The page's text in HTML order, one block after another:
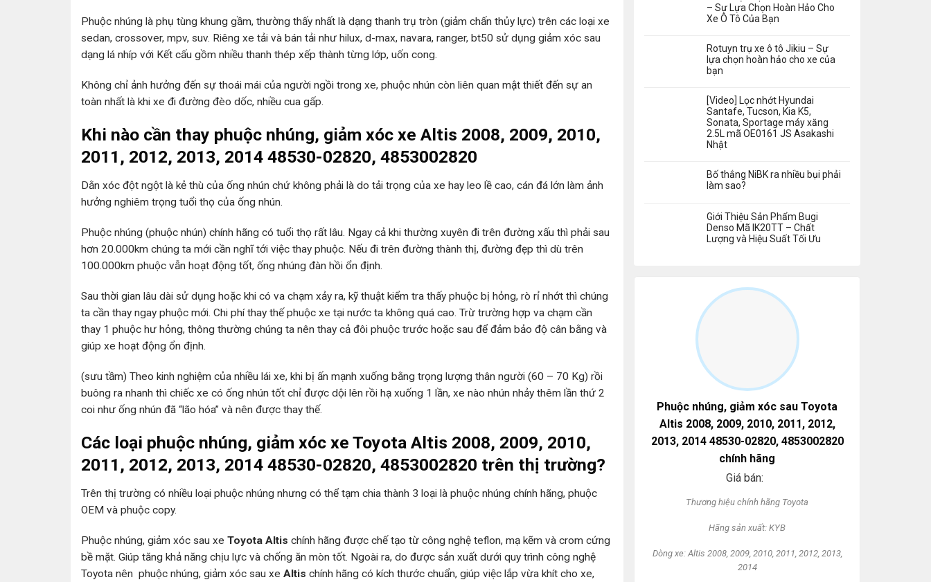
Phuộc nhúng là phụ tùng khung gầm, thường thấy nhất là dạng thanh trụ tròn (giảm chấn thủy lực) trên các loại xe
sedan, crossover, mpv, suv. Riêng xe tải và bán tải như hilux, d-max, navara, ranger, bt50 sử dụng giảm xóc sau
dạng lá nhíp với Kết cấu gồm nhiều thanh thép xếp thành từng lớp, uốn cong.
Không chỉ ảnh hưởng đến sự thoái mái của người ngồi trong xe, phuộc nhún còn liên quan mật thiết đến sự an
toàn nhất là khi xe đi đường đèo dốc, nhiều cua gấp.
Khi nào cần thay phuộc nhúng, giảm xóc xe Altis 2008, 2009, 2010,
2011, 2012, 2013, 2014 48530-02820, 4853002820
Dằn xóc đột ngột là kẻ thù của ống nhún chứ không phải là do tải trọng của xe hay leo lề cao, cán đá lớn làm ảnh
hưởng nghiêm trọng tuổi thọ của ống nhún.
Phuộc nhúng (phuộc nhún) chính hãng có tuổi thọ rất lâu. Ngay cả khi thường xuyên đi trên đường xấu thì phải sau
hơn 20.000km chúng ta mới cần nghĩ tới việc thay phuộc. Nếu đi trên đường thành thị, đường đẹp thì dù trên
100.000km phuộc vẫn hoạt động tốt, ống nhúng đàn hồi ổn định.
Sau thời gian lâu dài sử dụng hoặc khi có va chạm xảy ra, kỹ thuật kiểm tra thấy phuộc bị hỏng, rò rỉ nhớt thì chúng
ta cần thay ngay phuộc mới. Chi phí thay thế phuộc xe tại nước ta không quá cao. Trừ trường hợp va chạm cần
thay 1 phuộc hư hỏng, thông thường chúng ta nên thay cả đôi phuộc trước hoặc sau để đảm bảo độ cân bằng và
giúp xe hoạt động ổn định.
(sưu tầm) Theo kinh nghiệm của nhiều lái xe, khi bị ấn mạnh xuống bằng trọng lượng thân người (60 – 70 Kg) rồi
buông ra nhanh thì chiếc xe có ống nhún tốt chỉ được dội lên rồi hạ xuống 1 lần, xe nào nhún nhảy thêm lần thứ 2
coi như ống nhún đã “lão hóa” và nên được thay thế.
Các loại phuộc nhúng, giảm xóc xe Toyota Altis 2008, 2009, 2010,
2011, 2012, 2013, 2014 48530-02820, 4853002820 trên thị trường?
Trên thị trường có nhiều loại phuộc nhúng nhưng có thể tạm chia thành 3 loại là phuộc nhúng chính hãng, phuộc
OEM và phuộc copy.
Phuộc nhúng, giảm xóc sau xe Toyota Altis chính hãng được chế tạo từ công nghệ teflon, mạ kẽm và crom cứng
bề mặt. Giúp tăng khả năng chịu lực và chống ăn mòn tốt. Ngoài ra, do được sản xuất dưới quy trình công nghệ
Toyota nên phuộc nhúng, giảm xóc sau xe Altis chính hãng có kích thước chuẩn, giúp việc lắp vừa khít cho xe,
– Sự Lựa Chọn Hoàn Hảo Cho
Xe Ô Tô Của Bạn
Rotuyn trụ xe ô tô Jikiu – Sự
lựa chọn hoàn hảo cho xe của
bạn
[Video] Lọc nhớt Hyundai
Santafe, Tucson, Kia K5,
Sonata, Sportage máy xăng
2.5L mã OE0161 JS Asakashi
Nhật
Bố thắng NiBK ra nhiều bụi phải
làm sao?
Giới Thiệu Sản Phẩm Bugi
Denso Mã IK20TT – Chất
Lượng và Hiệu Suất Tối Ưu
Phuộc nhúng, giảm xóc sau Toyota
Altis 2008, 2009, 2010, 2011, 2012,
2013, 2014 48530-02820, 4853002820
chính hãng
Giá bán:
Thương hiệu chính hãng Toyota
Hãng sản xuất: KYB
Dòng xe: Altis 2008, 2009, 2010, 2011, 2012, 2013,
2014